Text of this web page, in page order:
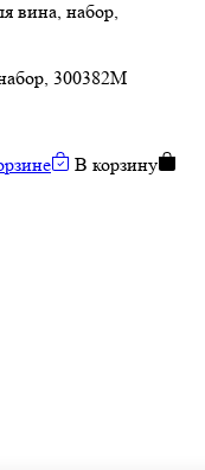
300382M
В корзину